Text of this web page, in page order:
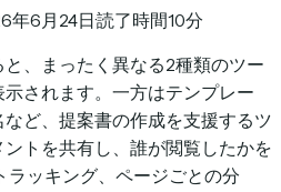
年6月24日·読了時間10分
と、まったく異なる2種類のツー
されます。一方はテンプレー
など、提案書の作成を支援するツ
トを共有し、誰が閲覧したかを
ッキング、ページごとの分